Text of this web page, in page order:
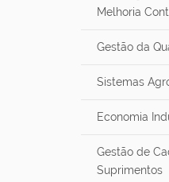
Melhoria
Gestão da
Sistemas
Economia
Gestão de
Suprimentos